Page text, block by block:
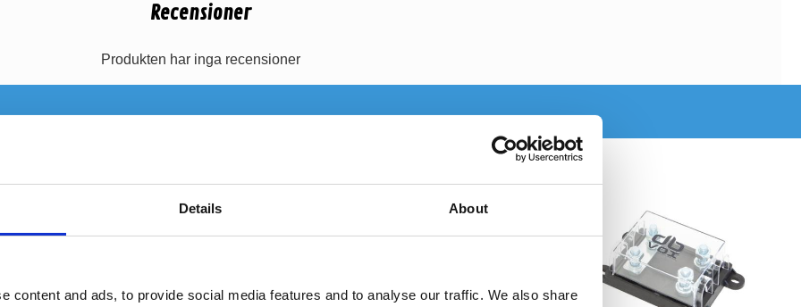
Details About
content and ads, to provide social media features and to analyse our traffic. We also share
Recensioner
Produkten har inga recensioner